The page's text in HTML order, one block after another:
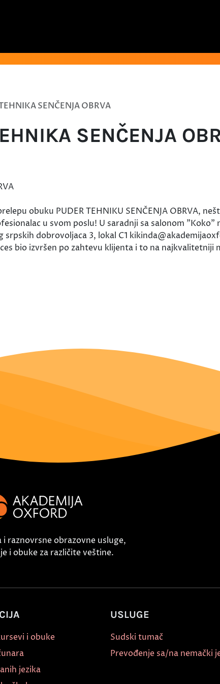
SENČENJA OBRVA
SENČENJA
obuku PUDER TEHNIKU SENČENJA OBRVA,
u svom poslu! U saradnji sa salonom
dobrovoljaca 3, lokal C1
bio izvršen po zahtevu klijenta i to na najkvalitetniji
raznovrsne obrazovne usluge,
i obuke za različite veštine.
i obuke
jezika
USLUGE
Sudski tumač
Prevođenje sa/na nemački